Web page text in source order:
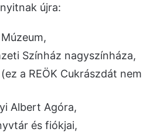
újra:
Színház nagyszínháza,
a REÖK Cukrászdát nem
Albert Agóra,
és fiókjai,